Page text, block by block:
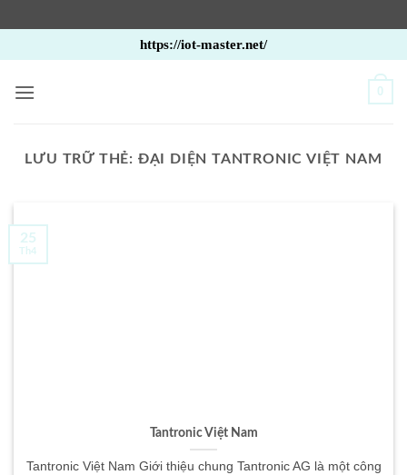
qua
nội
https://iot-master.net/
0
LƯU TRỮ THẺ: ĐẠI DIỆN TANTRONIC VIỆT NAM
Tantronic Việt Nam
Tantronic Việt Nam Giới thiệu chung Tantronic AG là một công
25
Th4